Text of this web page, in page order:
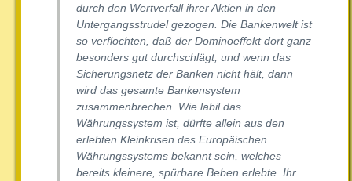
durch den Wertverfall ihrer Aktien in den
Untergangsstrudel gezogen. Die Bankenwelt ist
so verflochten, daß der Dominoeffekt dort ganz
besonders gut durchschlägt, und wenn das
Sicherungsnetz der Banken nicht hält, dann
wird das gesamte Bankensystem
zusammenbrechen. Wie labil das
Währungssystem ist, dürfte allein aus den
erlebten Kleinkrisen des Europäischen
Währungssystems bekannt sein, welches
bereits kleinere, spürbare Beben erlebte. Ihr